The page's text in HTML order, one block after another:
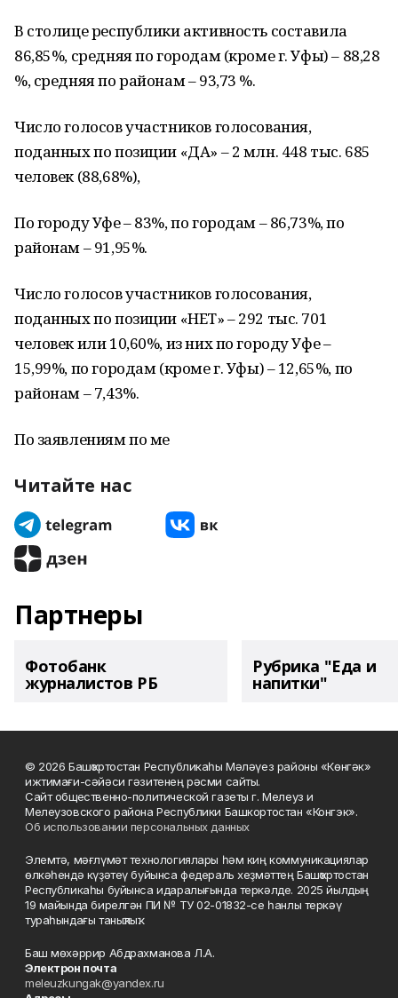
В столице республики активность составила
86,85%, средняя по городам (кроме г. Уфы) – 88,28
%, средняя по районам – 93,73 %.
Число голосов участников голосования,
поданных по позиции «ДА» – 2 млн. 448 тыс. 685
человек (88,68%),
По городу Уфе – 83%, по городам – 86,73%, по
районам – 91,95%.
Число голосов участников голосования,
поданных по позиции «НЕТ» – 292 тыс. 701
человек или 10,60%, из них по городу Уфе –
15,99%, по городам (кроме г. Уфы) – 12,65%, по
районам – 7,43%.
По заявлениям по ме
Читайте нас
Партнеры
Фотобанк
журналистов РБ
Рубрика "Еда и
напитки"
© 2026 Башҡортостан Республикаһы Мәләүез районы «Көнгәк»
ижтимағи-сәйәси гәзитенең рәсми сайты.
Сайт общественно-политической газеты г. Мелеуз и
Мелеузовского района Республики Башкортостан «Конгэк».
Об использовании персональных данных
Элемтә, мәғлүмәт технологиялары һәм киң коммуникациялар
өлкәһендә күҙәтеү буйынса федераль хеҙмәттең Башҡортостан
Республикаһы буйынса идаралығында теркәлде. 2025 йылдың
19 майында бирелгән ПИ № ТУ 02-01832-се һанлы теркәү
тураһындағы таныҡлыҡ.
Баш мөхәррир Абдрахманова Л.А.
Электрон почта
meleuzkungak@yandex.ru